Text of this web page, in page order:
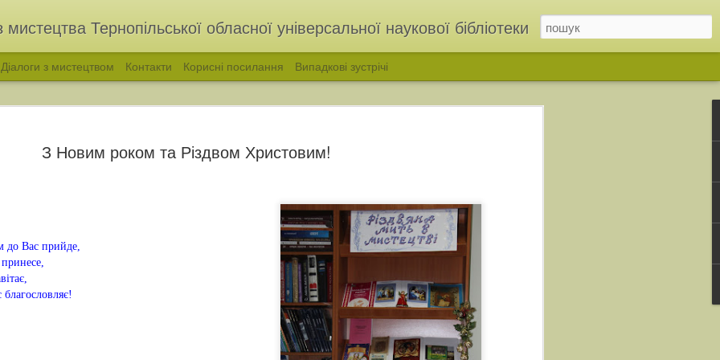
З Новим роком та Різдвом Христовим!
до Вас прийде,
принесе,
мистецтва Тернопільської обласної універсальної наукової бібліотеки
Діалоги з мистецтвом Контакти Корисні посилання Випадкові зустрічі
української народної пісні. Філарет Колесса «ВІДЛУННЯ ПОКОЛІНЬ»: у бібліотеці відкрили родинну виставку родини Дмітрухів